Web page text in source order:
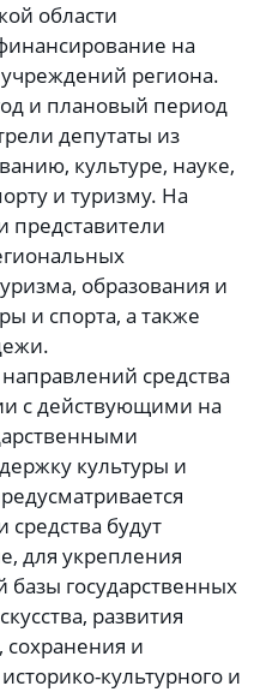
области
на
региона.
и плановый период
депутаты из
культуре, науке,
и туризму. На
представители
образования и
и спорта, а также
средства
с действующими на
культуры и
будут
для укрепления
базы государственных
развития
сохранения и
культурного и